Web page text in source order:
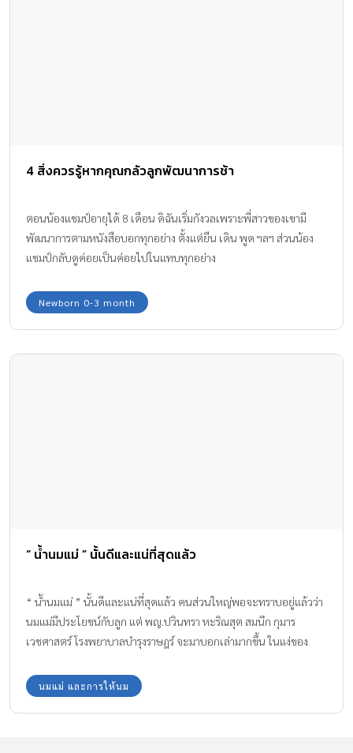
4 สิ่งควรรู้หากคุณกลัวลูกพัฒนาการช้า
ตอนน้องแชมป์อายุได้ 8 เดือน ดิฉันเริ่มกังวลเพราะพี่สาวของเขามี
พัฒนาการตามหนังสือบอกทุกอย่าง ตั้งแต่ยืน เดิน พูด ฯลฯ ส่วนน้อง
แชมป์กลับดูค่อยเป็นค่อยไปในแทบทุกอย่าง
Newborn 0-3 month
“ น้ำนมแม่ ” นั้นดีและแน่ที่สุดแล้ว
“ น้ำนมแม่ ” นั้นดีและแน่ที่สุดแล้ว คนส่วนใหญ่พอจะทราบอยู่แล้วว่า
นมแม่มีประโยชน์กับลูก แต่ พญ.ปวินทรา หะริณสุต สมนึก กุมาร
เวชศาสตร์ โรงพยาบาลบํารุงราษฎร์ จะมาบอกเล่ามากขึ้น ในแง่ของ
กันมากมายทั่วโลก อย่างเช่น องค์การอนามัยโลก กําหนดไว้ว่า ควรให้
นมแม่อย่างน้อย6เดือนในขณะที่ American Academy of Pediatrics
นมแม่ และการให้นม